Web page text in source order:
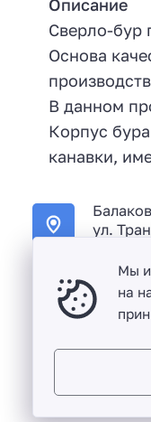
Описание
Сверло-бур
Основа
В данном
Корпус
канавки,
ул.
Оптовая
Разработка
Мы
на